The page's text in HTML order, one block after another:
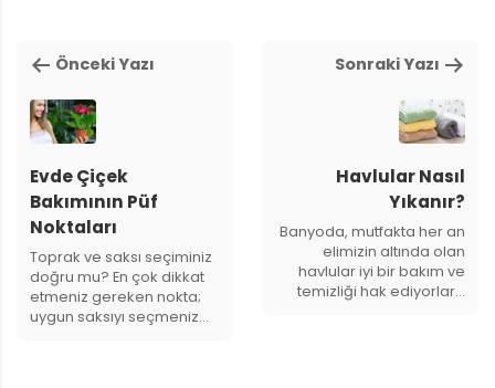
Önceki Yazı
Evde Çiçek
Bakımının Püf
Noktaları
Toprak ve saksı seçiminiz
doğru mu? En çok dikkat
etmeniz gereken nokta;
uygun saksıyı seçmeniz…
Sonraki Yazı
Havlular Nasıl
Yıkanır?
Banyoda, mutfakta her an
elimizin altında olan
havlular iyi bir bakım ve
temizliği hak ediyorlar…